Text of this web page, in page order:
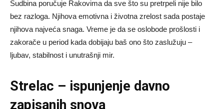
Sudbina poručuje Rakovima da sve što su pretrpeli nije bilo
bez razloga. Njihova emotivna i životna zrelost sada postaje
njihova najveća snaga. Vreme je da se oslobode prošlosti i
zakorače u period kada dobijaju baš ono što zaslužuju –
ljubav, stabilnost i unutrašnji mir.
Strelac – ispunjenje davno
zapisanih snova